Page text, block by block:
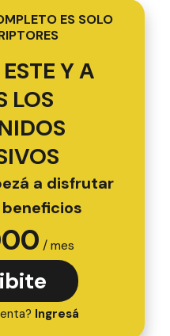
ES SOLO
Y A
LOS
a disfrutar
/ mes
Ingresá